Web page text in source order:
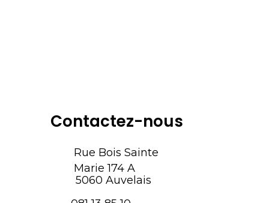
Contactez-nous
Rue Bois Sainte
Marie 174 A
5060 Auvelais